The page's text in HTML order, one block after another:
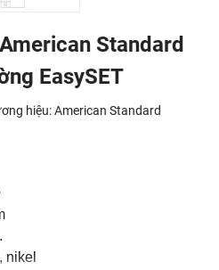
Standard
EasySET
hiệu:American Standard
nikel